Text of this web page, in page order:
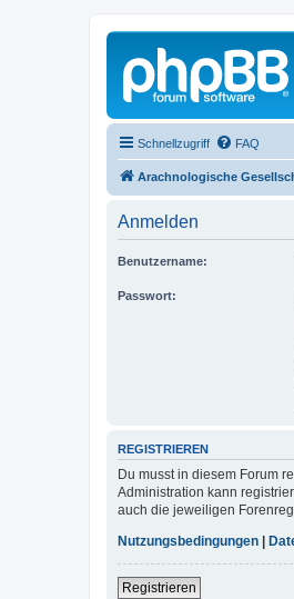
Schnellzugriff FAQ
Arachnologische
Anmelden
Benutzername:
Passwort:
REGISTRIEREN
Du musst in diesem Forum
Administration kann
auch die jeweiligen
Nutzungsbedingungen
Registrieren